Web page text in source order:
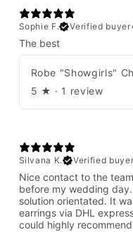
Sophie F.
Verified buyer
The best
5 ★ · 1 review
Silvana K.
Verified
Nice contact to the
before my wedding
solution orientated. It
earrings via DHL
could highly